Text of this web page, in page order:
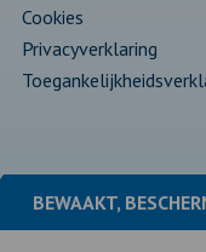
Cookies
Privacyverklaring
BEWAAKT,